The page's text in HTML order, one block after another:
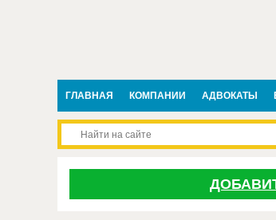
ГЛАВНАЯ КОМПАНИИ АДВОКАТЫ